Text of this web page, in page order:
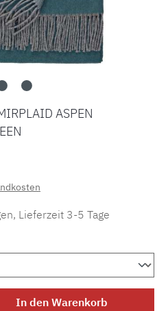
ASPEN
Lieferzeit 3-5 Tage
den gewünschten
In den Warenkorb